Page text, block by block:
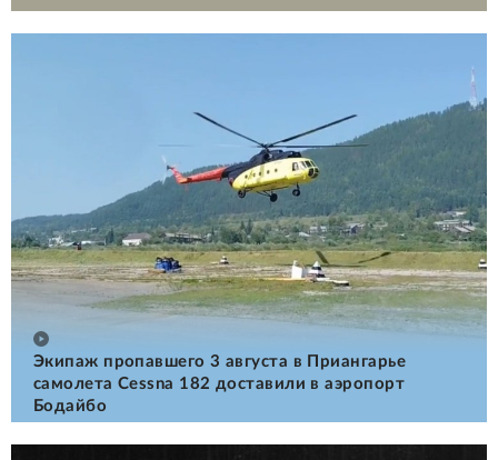
Экипаж пропавшего 3 августа в Приангарье
самолета Cessna 182 доставили в аэропорт
Бодайбо